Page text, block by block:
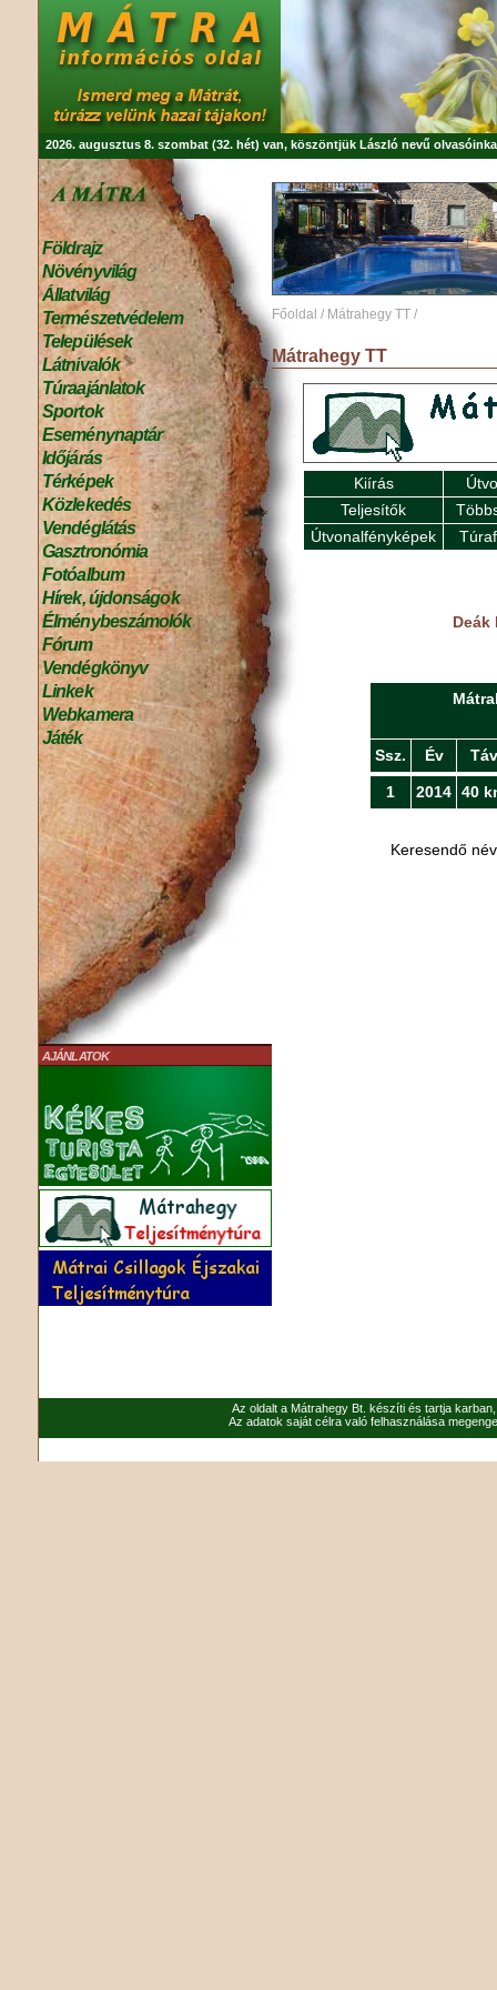
2026. augusztus 8. szombat (32. hét) van, köszöntjük László nevű
Földrajz
Növényvilág
Állatvilág
Természetvédelem
Települések
Látnivalók
Túraajánlatok
Sportok
Eseménynaptár
Időjárás
Térképek
Közlekedés
Vendéglátás
Gasztronómia
Fotóalbum
Hírek, újdonságok
Élménybeszámolók
Fórum
Vendégkönyv
Linkek
Webkamera
Játék
AJÁNLATOK
Főoldal / Mátrahegy TT /
Mátrahegy TT
Kiírás
Teljesítők
Útvonalfényképek
Deák
Ssz. Év Táv
1 2014 40
Keresendő
Az oldalt a Mátrahegy Bt. készíti és tartja
Az adatok saját célra való felhasználása